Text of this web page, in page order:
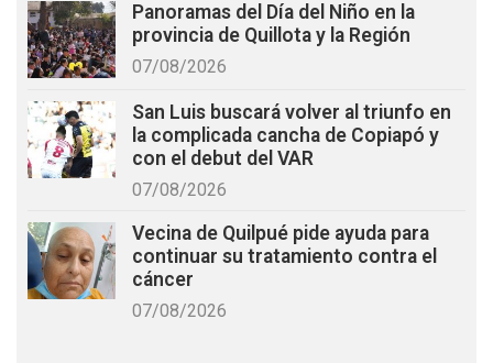
Panoramas del Día del Niño en la
provincia de Quillota y la Región
07/08/2026
San Luis buscará volver al triunfo en
la complicada cancha de Copiapó y
con el debut del VAR
07/08/2026
Vecina de Quilpué pide ayuda para
continuar su tratamiento contra el
cáncer
07/08/2026